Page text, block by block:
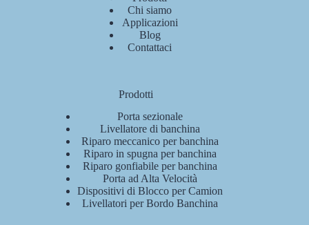
Chi siamo
Applicazioni
Blog
Contattaci
Prodotti
Porta sezionale
Livellatore di banchina
Riparo meccanico per banchina
Riparo in spugna per banchina
Riparo gonfiabile per banchina
Porta ad Alta Velocità
Dispositivi di Blocco per Camion
Livellatori per Bordo Banchina